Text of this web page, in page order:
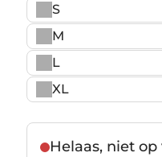
S
M
L
XL
Helaas, niet op